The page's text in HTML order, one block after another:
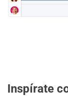
Inspírate